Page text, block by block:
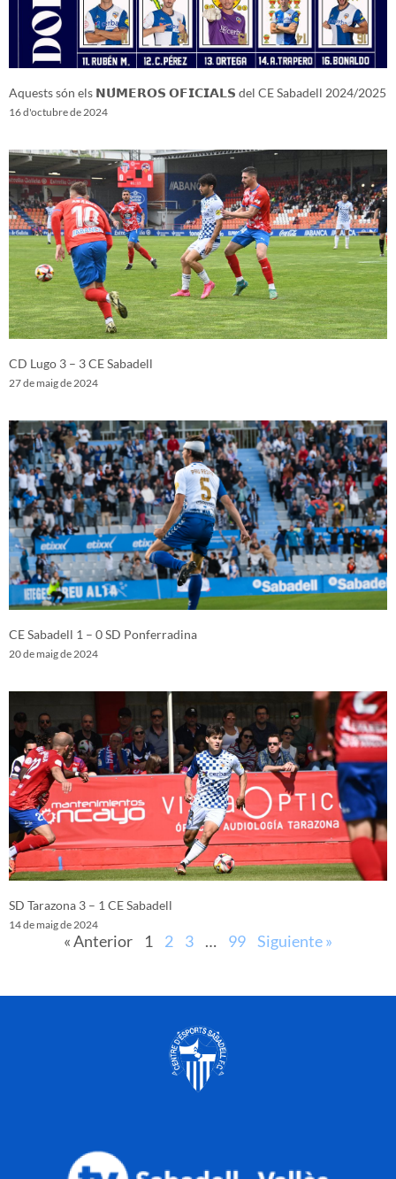
Aquests són els 𝗡𝗨́𝗠𝗘𝗥𝗢𝗦 𝗢𝗙𝗜𝗖𝗜𝗔𝗟𝗦 del CE Sabadell 2024/2025
16 d'octubre de 2024
CD Lugo 3 – 3 CE Sabadell
27 de maig de 2024
CE Sabadell 1 – 0 SD Ponferradina
20 de maig de 2024
SD Tarazona 3 – 1 CE Sabadell
14 de maig de 2024
« Anterior 1 2 3 … 99 Siguiente »